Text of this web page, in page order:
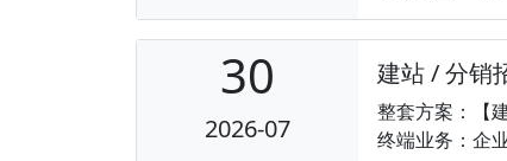
30
2026-07
建站 / 分销
整套方案：【
终端业务：企